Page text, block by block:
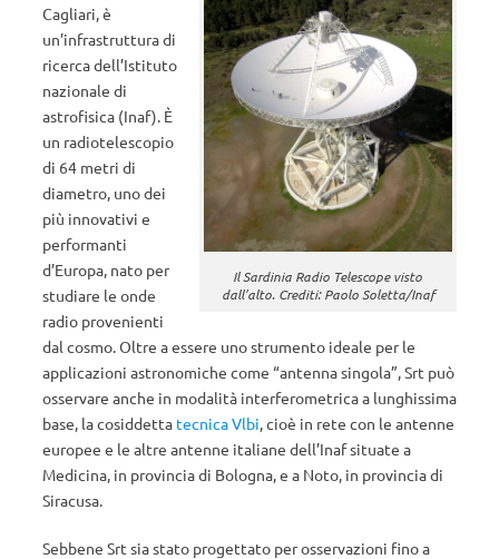
Il Sardinia Radio Telescope visto
dall’alto. Crediti: Paolo Soletta/Inaf
Cagliari, è
un’infrastruttura di
ricerca dell’Istituto
nazionale di
astrofisica (Inaf). È
un radiotelescopio
di 64 metri di
diametro, uno dei
più innovativi e
performanti
d’Europa, nato per
studiare le onde
radio provenienti
dal cosmo. Oltre a essere uno strumento ideale per le
applicazioni astronomiche come “antenna singola”, Srt può
osservare anche in modalità interferometrica a lunghissima
base, la cosiddetta tecnica Vlbi, cioè in rete con le antenne
europee e le altre antenne italiane dell’Inaf situate a
Medicina, in provincia di Bologna, e a Noto, in provincia di
Siracusa.
Sebbene Srt sia stato progettato per osservazioni fino a